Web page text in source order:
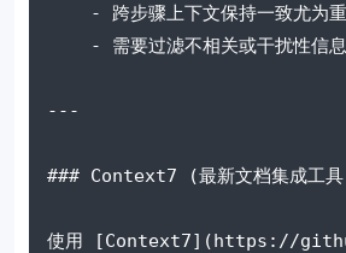
- 跨步骤上下文保持一致尤为
- 需要过滤不相关或干扰性信息
---
### Context7 (最新文档集成工
使用 [Context7](https://